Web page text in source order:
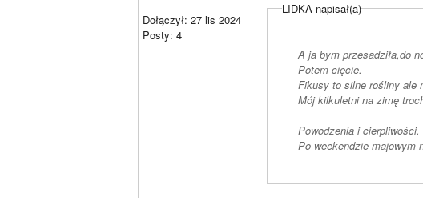
Dołączył: 27 lis 2024
Posty: 4
LIDKA napisał(a)
A ja bym przesadziła,do
Potem cięcie.
Fikusy to silne rośliny ale
Mój kilkuletni na zimę
Powodzenia i cierpliwości.
Po weekendzie majowym